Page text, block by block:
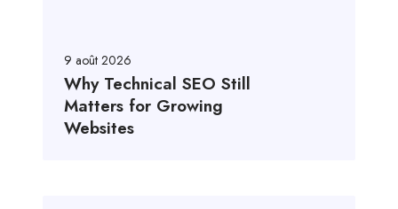
9 août 2026
Why Technical SEO Still
Matters for Growing
Websites